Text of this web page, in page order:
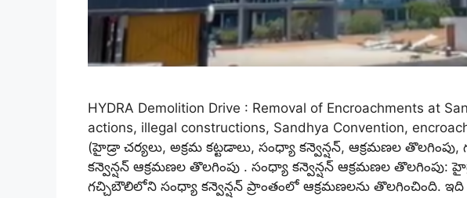
HYDRA Demolition Drive : Removal of Encroachments at
actions, illegal constructions, Sandhya Convention,
(హైడ్రా చర్యలు, అక్రమ కట్టడాలు, సంధ్యా కన్వెన్షన్, ఆక్రమణల
కన్వెన్షన్ ఆక్రమణల తొలగింపు . సంధ్యా కన్వెన్షన్ ఆక్రమణల తొలగింపు:
గచ్చిబౌలిలోని సంధ్యా కన్వెన్షన్ ప్రాంతంలో ఆక్రమణలను తొలగించింది.